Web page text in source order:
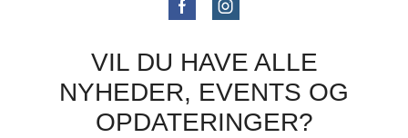
VIL DU HAVE ALLE
NYHEDER, EVENTS OG
OPDATERINGER?